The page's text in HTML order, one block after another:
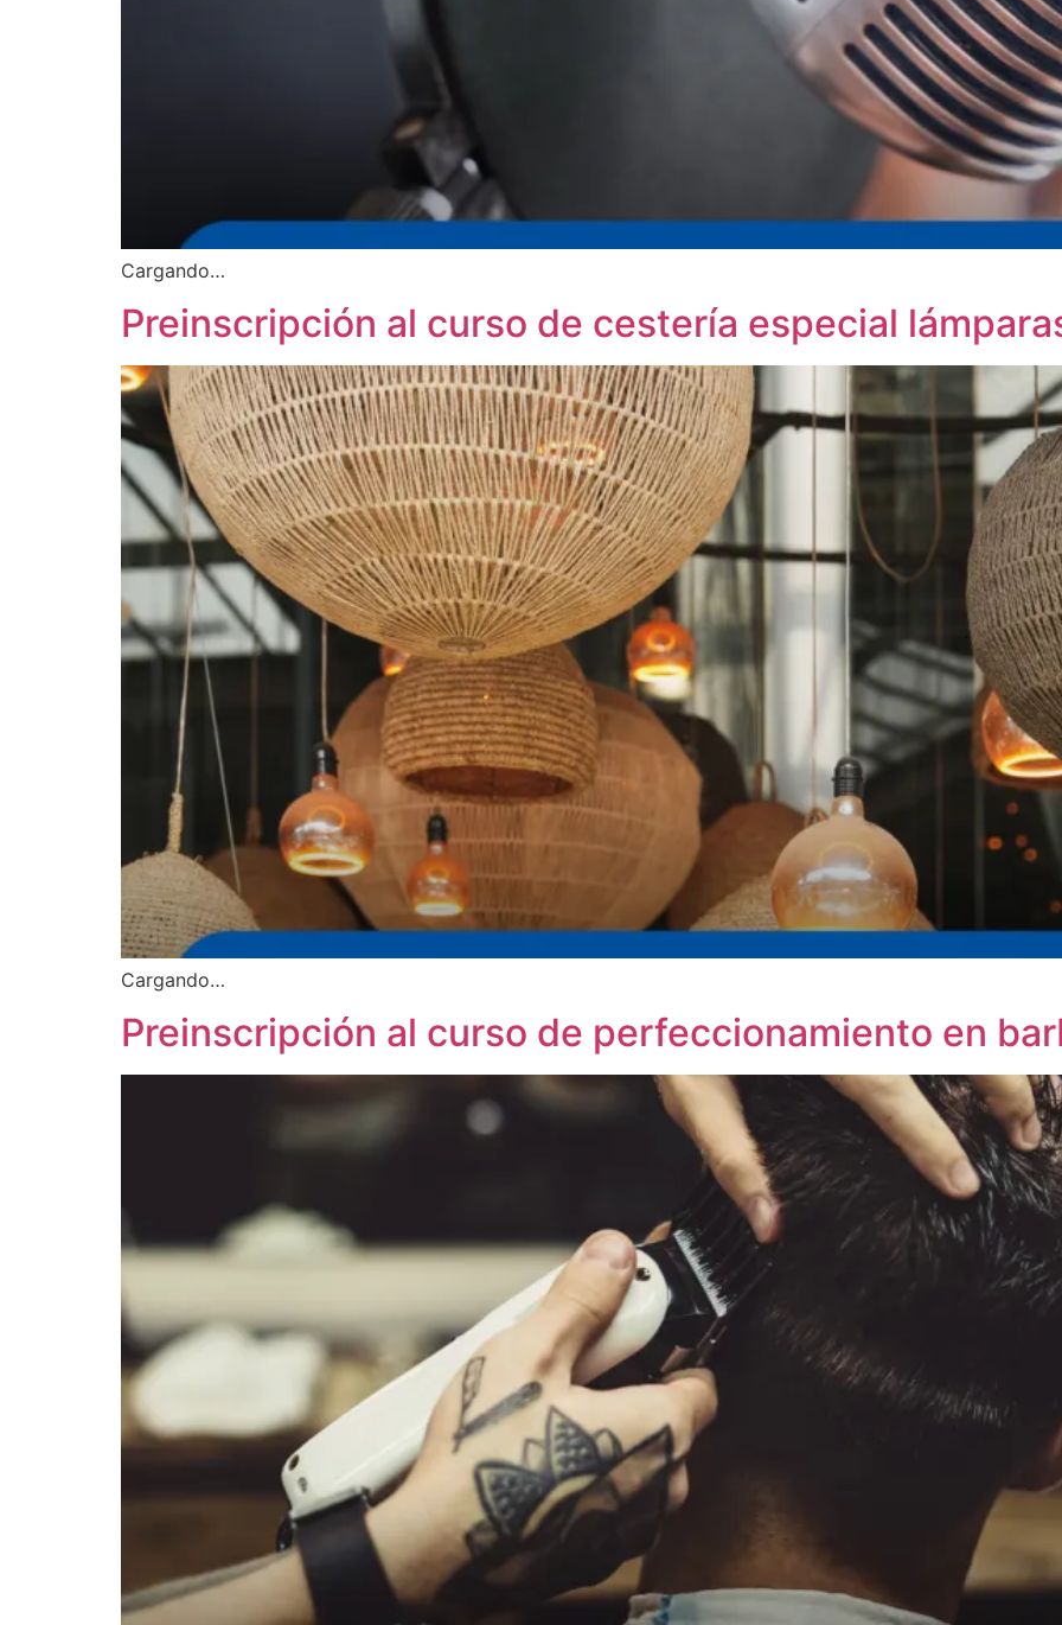
Cargando…
Preinscripción al curso de cestería especial
Cargando…
Preinscripción al curso de perfeccionamiento en